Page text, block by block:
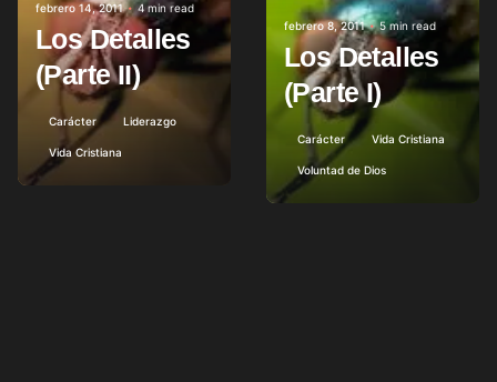
Posted by
febrero 14, 2011 4 min read
Los Detalles
(Parte II)
Carácter Liderazgo
Vida Cristiana
Posted by
febrero 8, 2011 5 min read
Los Detalles
(Parte I)
Carácter Vida Cristiana
Voluntad de Dios